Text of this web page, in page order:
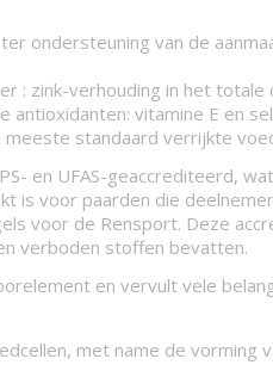
ondersteuning van de
: zink-verhouding in het
antioxidanten: vitamine E en
meeste standaard verrijkte
en UFAS-geaccrediteerd,
is voor paarden die
voor de Rensport. Deze
verboden stoffen bevatten.
en vervult vele
met name de vorming